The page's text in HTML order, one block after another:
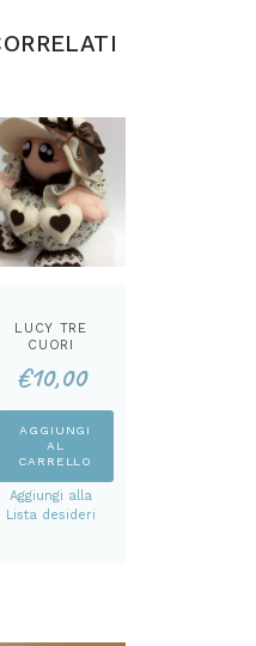
LUCY TRE
CUORI
LO
€10,00
AGGIUNGI
AL
CARRELLO
Aggiungi alla
Lista desideri